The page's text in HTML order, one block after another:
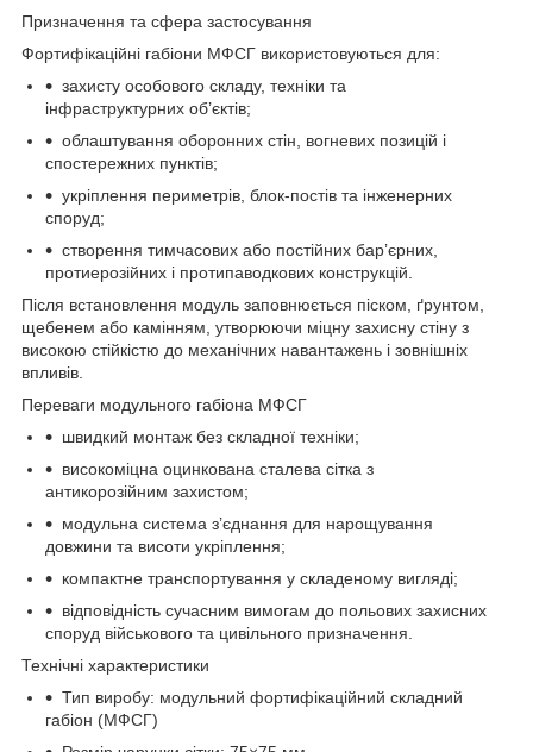
Призначення та сфера застосування
Фортифікаційні габіони МФСГ використовуються для:
захисту особового складу, техніки та
інфраструктурних об’єктів;
облаштування оборонних стін, вогневих позицій і
спостережних пунктів;
укріплення периметрів, блок-постів та інженерних
споруд;
створення тимчасових або постійних бар’єрних,
протиерозійних і протипаводкових конструкцій.
Після встановлення модуль заповнюється піском, ґрунтом,
щебенем або камінням, утворюючи міцну захисну стіну з
високою стійкістю до механічних навантажень і зовнішніх
впливів.
Переваги модульного габіона МФСГ
швидкий монтаж без складної техніки;
високоміцна оцинкована сталева сітка з
антикорозійним захистом;
модульна система з’єднання для нарощування
довжини та висоти укріплення;
компактне транспортування у складеному вигляді;
відповідність сучасним вимогам до польових захисних
споруд військового та цивільного призначення.
Технічні характеристики
Тип виробу: модульний фортифікаційний складний
габіон (МФСГ)